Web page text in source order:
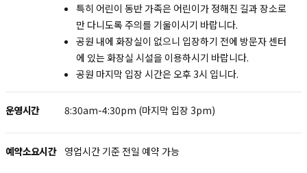
특히 어린이 동반 가족은 어린이가 정해진 길과 장소로
만 다니도록 주의를 기울이시기 바랍니다.
공원 내에 화장실이 없으니 입장하기 전에 방문자 센터
에 있는 화장실 시설을 이용하시기 바랍니다.
공원 마지막 입장 시간은 오후 3시 입니다.
운영시간 8:30am-4:30pm (마지막 입장 3pm)
예약소요시간 영업시간 기준 전일 예약 가능